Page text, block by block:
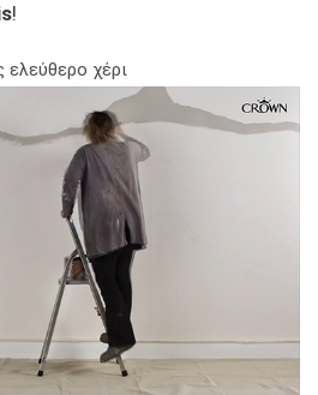
!
ελεύθερο χέρι